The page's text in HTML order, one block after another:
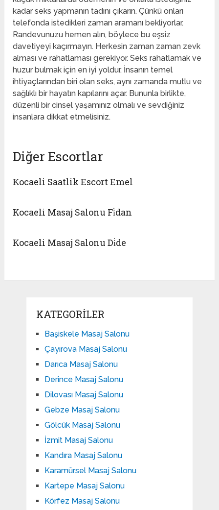
kadar seks yapmanın tadını çıkarın. Çünkü onları
telefonda istedikleri zaman aramanı bekliyorlar.
Randevunuzu hemen alın, böylece bu eşsiz
davetiyeyi kaçırmayın. Herkesin zaman zaman zevk
alması ve rahatlaması gerekiyor. Seks rahatlamak ve
huzur bulmak için en iyi yoldur. İnsanın temel
ihtiyaçlarından biri olan seks, aynı zamanda mutlu ve
sağlıklı bir hayatın kapılarını açar. Bununla birlikte,
düzenli bir cinsel yaşamınız olmalı ve sevdiğiniz
insanlara dikkat etmelisiniz.
Diğer Escortlar
Kocaeli Saatlik Escort Emel
Kocaeli Masaj Salonu Fi̇dan
Kocaeli Masaj Salonu Di̇de
KATEGORILER
Başiskele Masaj Salonu
Çayırova Masaj Salonu
Darıca Masaj Salonu
Derince Masaj Salonu
Dilovası Masaj Salonu
Gebze Masaj Salonu
Gölcük Masaj Salonu
İzmit Masaj Salonu
Kandıra Masaj Salonu
Karamürsel Masaj Salonu
Kartepe Masaj Salonu
Körfez Masaj Salonu